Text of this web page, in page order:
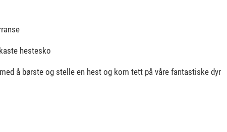
hestesko
å børste og stelle en hest og kom tett på våre fantastiske dyr